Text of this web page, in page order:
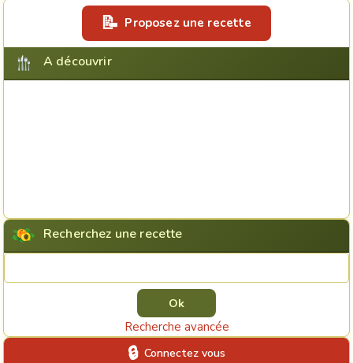
Proposez une recette
A découvrir
Recherchez une recette
Recherche avancée
Connectez vous